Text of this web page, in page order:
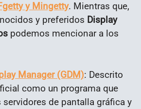
y Mingetty. Mientras que,
y preferidos Display
podemos mencionar a los
Manager (GDM): Descrito
como un programa que
de pantalla gráfica y